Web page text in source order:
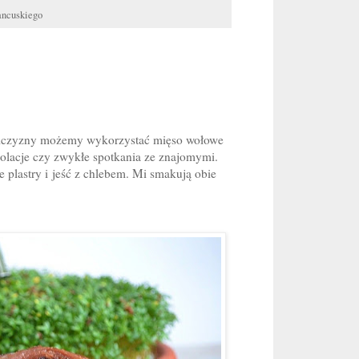
możemy wykorzystać mięso wołowe
czy zwykłe spotkania ze znajomymi.
plastry i jeść z chlebem. Mi smakują obie